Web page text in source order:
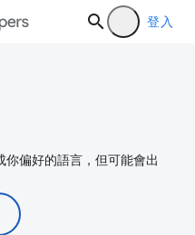
登入
偏好的語言，但可能會出